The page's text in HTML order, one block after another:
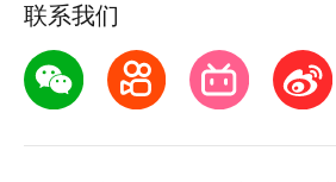
联系我们